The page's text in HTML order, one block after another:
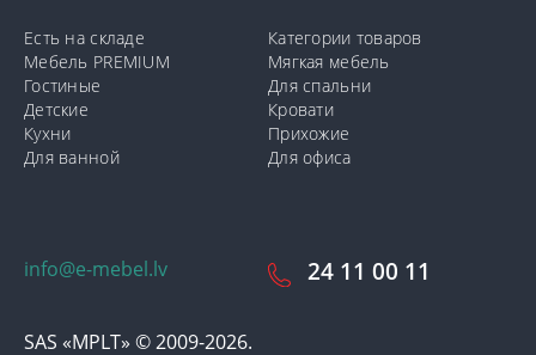
info@e-mebel.lv
SAS «MPLT» © 2009-2026.
24 11 00 11
Есть на складе
Категории товаров
Мебель PREMIUM
Мягкая мебель
Гостиные
Для спальни
Детские
Кровати
Кухни
Прихожие
Для ванной
Для офиса